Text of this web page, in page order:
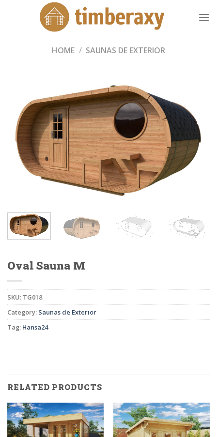
HOME / SAUNAS DE EXTERIOR
Oval Sauna M
SKU: TG018
Category: Saunas de Exterior
Tag: Hansa24
RELATED PRODUCTS